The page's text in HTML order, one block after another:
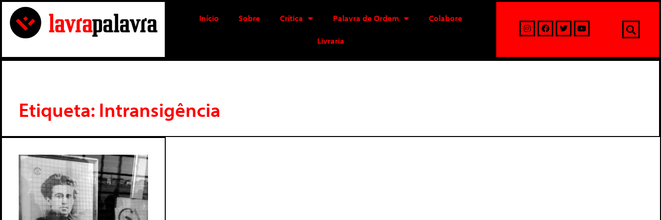
Início Sobre Crítica Palavra de Ordem Colabore
Livraria
Etiqueta: Intransigência